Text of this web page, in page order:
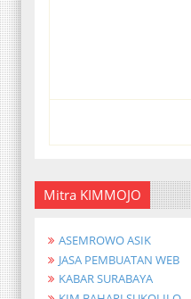
Mitra KIMMOJO
ASEMROWO ASIK
JASA PEMBUATAN WEB
KABAR SURABAYA